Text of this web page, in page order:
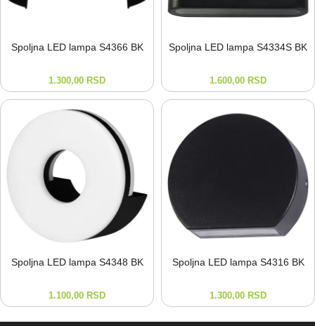
Spoljna LED lampa S4366 BK
1.300,00 RSD
Spoljna LED lampa S4334S BK
1.600,00 RSD
Spoljna LED lampa S4348 BK
1.100,00 RSD
Spoljna LED lampa S4316 BK
1.300,00 RSD